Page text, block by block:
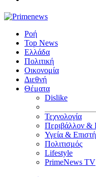
Ροή
Top News
Ελλάδα
Πολιτική
Οικονομία
Διεθνή
Θέματα
Dislike
Τεχνολογία
Περιβάλλον &
Υγεία &
Πολιτισμός
Lifestyle
PrimeNews TV